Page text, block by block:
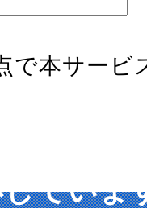
で本サービ
ていま